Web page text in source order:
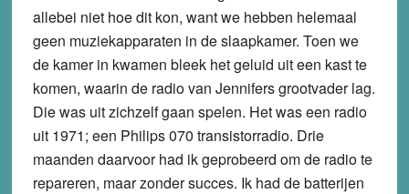
allebei niet hoe dit kon, want we hebben helemaal
geen muziekapparaten in de slaapkamer. Toen we
de kamer in kwamen bleek het geluid uit een kast te
komen, waarin de radio van Jennifers grootvader lag.
Die was uit zichzelf gaan spelen. Het was een radio
uit 1971; een Philips 070 transistorradio. Drie
maanden daarvoor had ik geprobeerd om de radio te
repareren, maar zonder succes. Ik had de batterijen